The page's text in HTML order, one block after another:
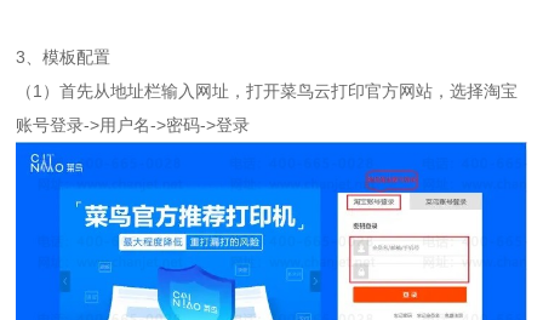
3、模板配置
（1）首先从地址栏输入网址，打开菜鸟云打印官方网站，选择淘宝
账号登录->用户名->密码->登录